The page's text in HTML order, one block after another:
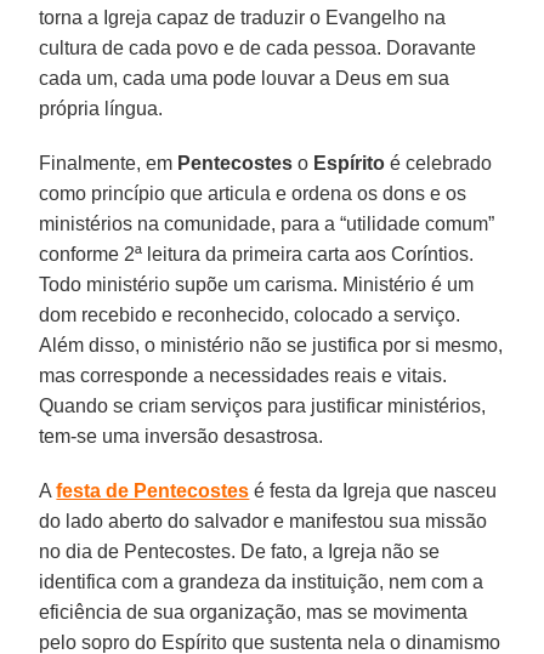
torna a Igreja capaz de traduzir o Evangelho na
cultura de cada povo e de cada pessoa. Doravante
cada um, cada uma pode louvar a Deus em sua
própria língua.
Finalmente, em Pentecostes o Espírito é celebrado
como princípio que articula e ordena os dons e os
ministérios na comunidade, para a “utilidade comum”
conforme 2ª leitura da primeira carta aos Coríntios.
Todo ministério supõe um carisma. Ministério é um
dom recebido e reconhecido, colocado a serviço.
Além disso, o ministério não se justifica por si mesmo,
mas corresponde a necessidades reais e vitais.
Quando se criam serviços para justificar ministérios,
tem-se uma inversão desastrosa.
Afesta de Pentecostes é festa da Igreja que nasceu
do lado aberto do salvador e manifestou sua missão
no dia de Pentecostes. De fato, a Igreja não se
identifica com a grandeza da instituição, nem com a
eficiência de sua organização, mas se movimenta
pelo sopro do Espírito que sustenta nela o dinamismo